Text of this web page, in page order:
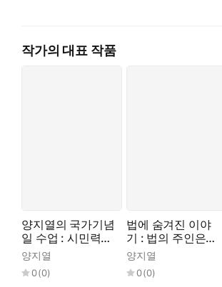
작가의 대표 작품
양지열의 국가기념
일 수업 : 시민력
만렙을 위한 법과
공동체
양지열
0(0)
법에 숨겨진 이야
기 : 법의 주인은
나야 나!
양지열
0(0)